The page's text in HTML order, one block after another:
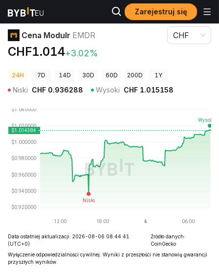
Zarejestruj się
Ceny kryptowalut Cena Modulr EMDR
Cena Modulr EMDR
CHF1.014+3.02%
CHF
24H 7D 14D 30D 60D 200D 1Y
Niski CHF 0.936288 Wysoki CHF 1.015158
Data ostatniej aktualizacji: 2026-08-06 08:44:41
(UTC+0)
Źródło danych:
CoinGecko
Wyłączenie odpowiedzialności cywilnej: Wyniki z przeszłości nie stanowią gwarancji
przyszłych wyników.